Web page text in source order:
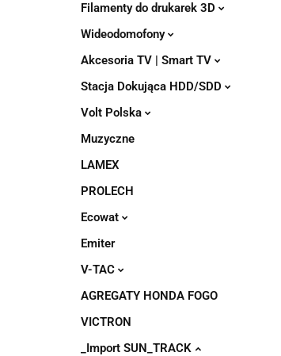
Filamenty do drukarek 3D
Wideodomofony
Akcesoria TV | Smart TV
Stacja Dokująca HDD/SDD
Volt Polska
Muzyczne
LAMEX
PROLECH
Ecowat
Emiter
V-TAC
AGREGATY HONDA FOGO
VICTRON
_Import SUN_TRACK